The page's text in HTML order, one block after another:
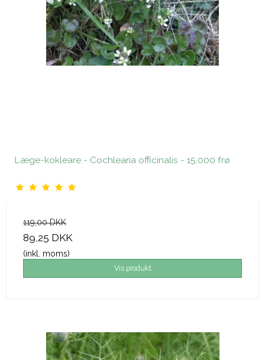
Læge-kokleare - Cochlearia officinalis - 15.000 frø
119,00 DKK
89,25 DKK
(inkl. moms)
Vis produkt